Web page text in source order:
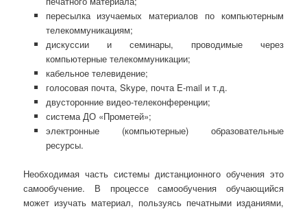
пересылка изучаемых материалов по компьютерным
телекоммуникациям;
дискуссии и семинары, проводимые через
компьютерные телекоммуникации;
кабельное телевидение;
голосовая почта, Skype, почта E-mail и т.д.
двусторонние видео-телеконференции;
система ДО «Прометей»;
электронные (компьютерные) образовательные
ресурсы.
Необходимая часть системы дистанционного обучения это
самообучение. В процессе самообучения обучающийся
может изучать материал, пользуясь печатными изданиями,